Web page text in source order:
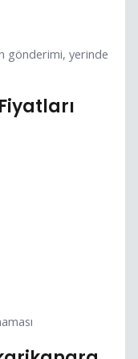
gönderimi, yerinde